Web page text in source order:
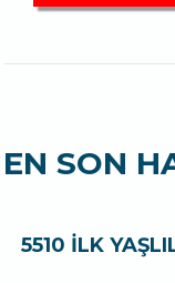
EN SON
5510 İLK